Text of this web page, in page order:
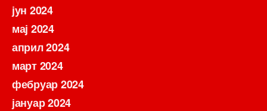
јун 2024
мај 2024
април 2024
март 2024
фебруар 2024
јануар 2024